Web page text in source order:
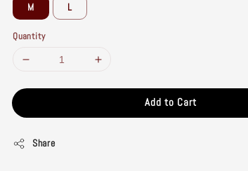
M L
Quantity
Add to Cart
Share